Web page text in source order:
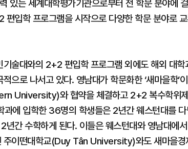
있는 세계대학평가기관으로부터 전 학문 분야에
입학 프로그램을 시작으로 다양한 학문 분야로
기술대와의 2+2 편입학 프로그램 외에도 해외 대
으로 나서고 있다. 영남대가 학문화한 ‘새마을학’
University)와 협약을 체결하고 2+2 복수학위
과에 입학한 36명의 학생들은 2년간 웨스턴대를
년간 수학하게 된다. 이들은 웨스턴대와 영남대에
주이떤대학교(Duy Tân University)와도 새마을경